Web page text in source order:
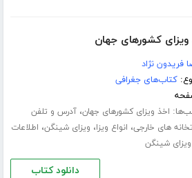
ویزای کشورهای جهان
فریدون نژاد
کتاب‌های جغرافی
اخذ ویزای کشورهای جهان،آدرس و تلفن
های خارجی، انواع ویزا، ویزای شینگن، اطلاعات
ویزای شینگن
دانلود کتاب